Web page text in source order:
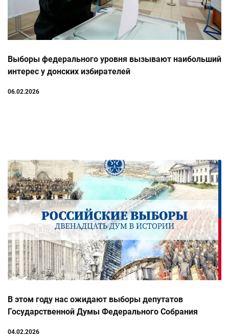
Выборы федерального уровня вызывают наибольший
интерес у донских избирателей
06.02.2026
В этом году нас ожидают выборы депутатов
Государственной Думы Федерального Собрания
04.02.2026